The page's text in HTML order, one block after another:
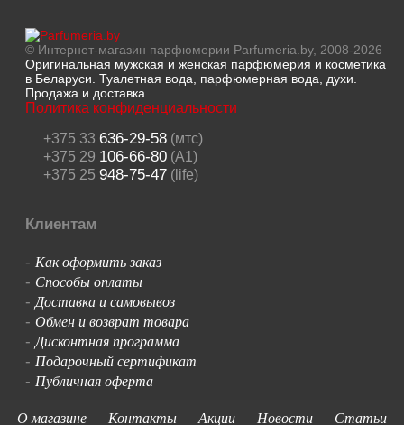
© Интернет-магазин парфюмерии Parfumeria.by, 2008-2026
Оригинальная мужская и женская парфюмерия и косметика
в Беларуси. Туалетная вода, парфюмерная вода, духи.
Продажа и доставка.
Политика конфиденциальности
+375 33 636-29-58(мтс)
+375 29 106-66-80(A1)
+375 25 948-75-47(life)
Клиентам
- Как оформить заказ
- Способы оплаты
-Доставка и самовывоз
- Обмен и возврат товара
-Дисконтная программа
- Подарочный сертификат
- Публичная оферта
О магазине
Контакты Акции Новости Статьи